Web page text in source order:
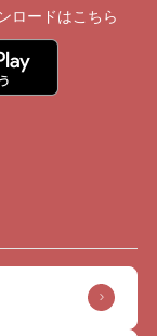
ロードはこちら